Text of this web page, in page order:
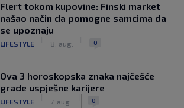
Flert tokom kupovine: Finski market
našao način da pomogne samcima da
se upoznaju
LIFESTYLE 8. aug. 0
Ova 3 horoskopska znaka najčešće
grade uspješne karijere
LIFESTYLE 7. aug. 0